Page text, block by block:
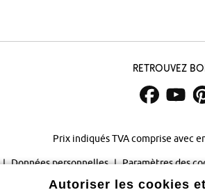
Retrouvez
Prix indiqués TVA comprise avec
Données personnelles Paramètres des
©2026 bonprix.
Autoriser les cookies